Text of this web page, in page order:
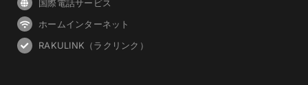
国際電話サービス
ホームインターネット
RAKULINK（ラクリンク）